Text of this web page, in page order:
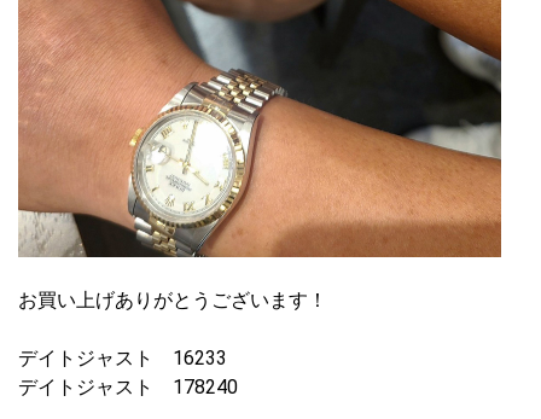
お買い上げありがとうございます！
デイトジャスト 16233
デイトジャスト 178240